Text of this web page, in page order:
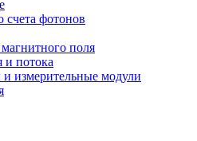
счета фотонов
поля
и потока
и измерительные модули